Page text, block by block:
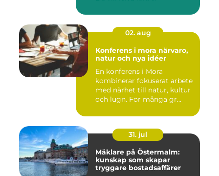
02. aug
Konferens i mora närvaro,
natur och nya idéer
En konferens i Mora
kombinerar fokuserat arbete
med närhet till natur, kultur
och lugn. För många gr...
31. jul
Mäklare på Östermalm:
kunskap som skapar
tryggare bostadsaffärer